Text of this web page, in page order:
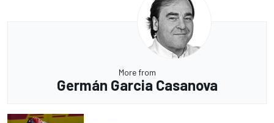
More from
Germán Garcia Casanova